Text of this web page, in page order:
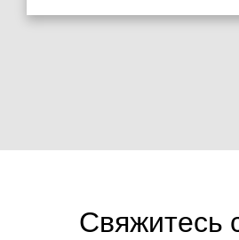
Свяжитесь